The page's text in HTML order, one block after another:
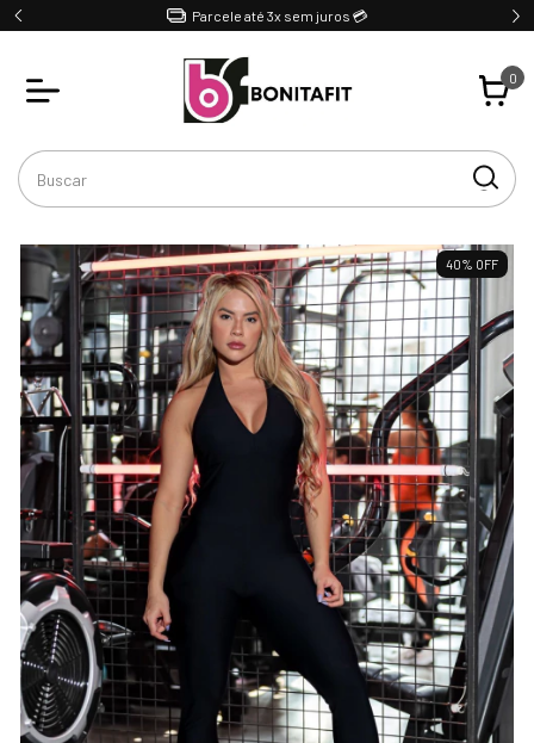
Parcele até 3x sem juros 💳
0
40% OFF